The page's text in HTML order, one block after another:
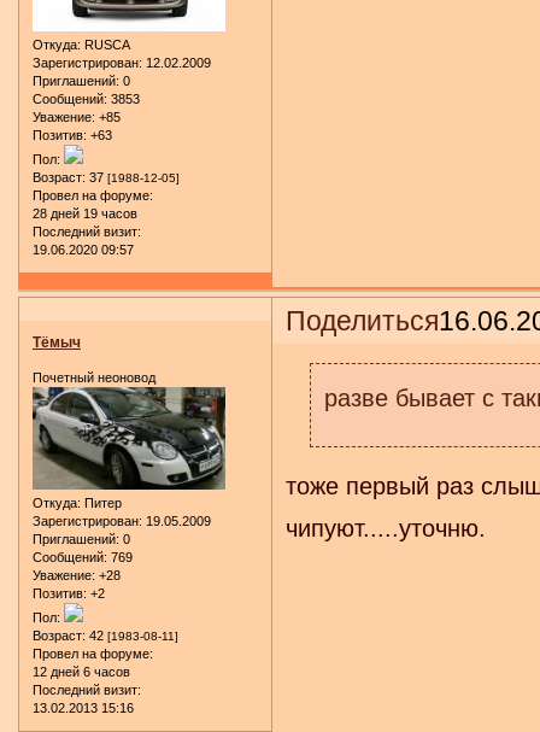
Откуда: RUSCA
Зарегистрирован: 12.02.2009
Приглашений: 0
Сообщений: 3853
Уважение: +85
Позитив: +63
Пол:
Возраст: 37 [1988-12-05]
Провел на форуме:
28 дней 19 часов
Последний визит:
19.06.2020 09:57
Поделиться
Тёмыч
Почетный неоновод
Откуда: Питер
Зарегистрирован: 19.05.2009
Приглашений: 0
Сообщений: 769
Уважение: +28
Позитив: +2
Пол:
Возраст: 42 [1983-08-11]
Провел на форуме:
12 дней 6 часов
Последний визит:
13.02.2013 15:16
разве бывает с
тоже первый раз
чипуют.....уточню.